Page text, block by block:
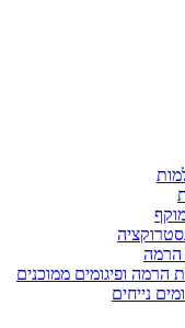
הרמה
הרמה ופיגומים ממוכנים
נייחים